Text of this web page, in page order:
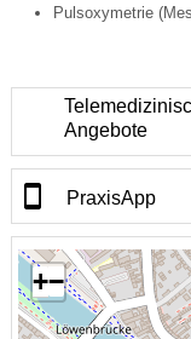
Pulsoxymetrie
Angebote
PraxisApp
+−